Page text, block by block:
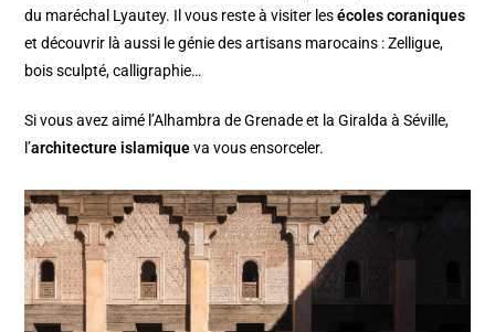
du maréchal Lyautey. Il vous reste à visiter lesécoles coraniques
et découvrir là aussi le génie des artisans marocains : Zelligue,
bois sculpté, calligraphie…
Si vous avez aimé l’Alhambra de Grenade et la Giralda à Séville,
l’architecture islamiqueva vous ensorceler.